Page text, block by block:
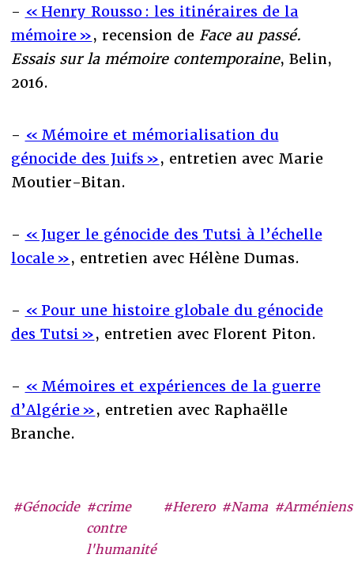
#Génocide #crime
contre
l'humanité
#Herero #Nama #Arméniens
- « Henry Rousso : les itinéraires de la
mémoire », recension de Face au passé.
Essais sur la mémoire contemporaine, Belin,
2016.
- « Mémoire et mémorialisation du
génocide des Juifs », entretien avec Marie
Moutier-Bitan.
- « Juger le génocide des Tutsi à l’échelle
locale », entretien avec Hélène Dumas.
- « Pour une histoire globale du génocide
des Tutsi », entretien avec Florent Piton.
- « Mémoires et expériences de la guerre
d’Algérie », entretien avec Raphaëlle
Branche.